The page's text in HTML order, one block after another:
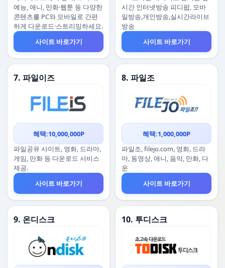
예능, 애니, 만화·웹툰 등 다양한
콘텐츠를 PC와 모바일로 간편
하게 다운로드·스트리밍하세요.
사이트 바로가기
시간 인터넷방송 피디팝, 모바
일방송,개인방송,실시간라이브
방송
사이트 바로가기
7. 파일이즈
혜택:10,000,000P
파일공유 사이트, 영화, 드라마,
게임, 만화 등 다운로드 서비스
제공.
사이트 바로가기
8. 파일조
혜택:1,000,000P
파일조, filejo.com, 영화, 드라
마, 동영상, 애니, 음악, 만화, 다
운
사이트 바로가기
9. 온디스크 10. 투디스크